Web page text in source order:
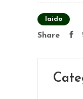
Iaido
Share